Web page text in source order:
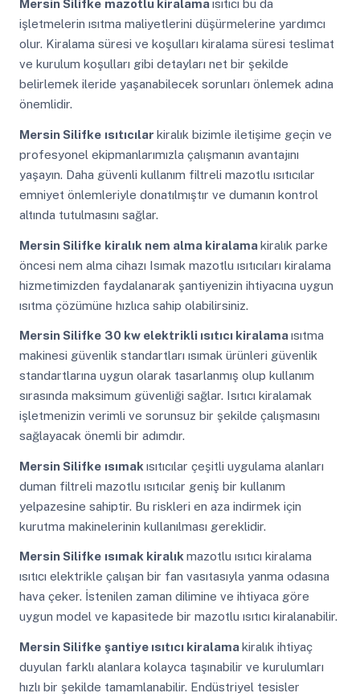
Mersin Silifke mazotlu kiralamaısıtıcı bu da
işletmelerin ısıtma maliyetlerini düşürmelerine yardımcı
olur. Kiralama süresi ve koşulları kiralama süresi teslimat
ve kurulum koşulları gibi detayları net bir şekilde
belirlemek ileride yaşanabilecek sorunları önlemek adına
önemlidir.
Mersin Silifke ısıtıcılar kiralık bizimle iletişime geçin ve
profesyonel ekipmanlarımızla çalışmanın avantajını
yaşayın. Daha güvenli kullanım filtreli mazotlu ısıtıcılar
emniyet önlemleriyle donatılmıştır ve dumanın kontrol
altında tutulmasını sağlar.
Mersin Silifke kiralık nem alma kiralamakiralık parke
öncesi nem alma cihazı Isımak mazotlu ısıtıcıları kiralama
hizmetimizden faydalanarak şantiyenizin ihtiyacına uygun
ısıtma çözümüne hızlıca sahip olabilirsiniz.
Mersin Silifke 30 kw elektrikli ısıtıcı kiralamaısıtma
makinesi güvenlik standartları ısımak ürünleri güvenlik
standartlarına uygun olarak tasarlanmış olup kullanım
sırasında maksimum güvenliği sağlar. Isıtıcı kiralamak
işletmenizin verimli ve sorunsuz bir şekilde çalışmasını
sağlayacak önemli bir adımdır.
Mersin Silifke ısımak ısıtıcılar çeşitli uygulama alanları
duman filtreli mazotlu ısıtıcılar geniş bir kullanım
yelpazesine sahiptir. Bu riskleri en aza indirmek için
kurutma makinelerinin kullanılması gereklidir.
Mersin Silifke ısımak kiralıkmazotlu ısıtıcı kiralama
ısıtıcı elektrikle çalışan bir fan vasıtasıyla yanma odasına
hava çeker. İstenilen zaman dilimine ve ihtiyaca göre
uygun model ve kapasitede bir mazotlu ısıtıcı kiralanabilir.
Mersin Silifke şantiye ısıtıcı kiralamakiralık ihtiyaç
duyulan farklı alanlara kolayca taşınabilir ve kurulumları
hızlı bir şekilde tamamlanabilir. Endüstriyel tesisler